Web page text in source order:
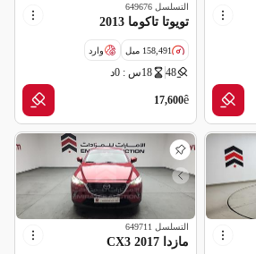
التسلسل 649676
تويوتا تاكوما 2013
158,491 ميل وارد
48 18س : 0د
ê
17,600
التسلسل 649711
مازدا CX3 2017